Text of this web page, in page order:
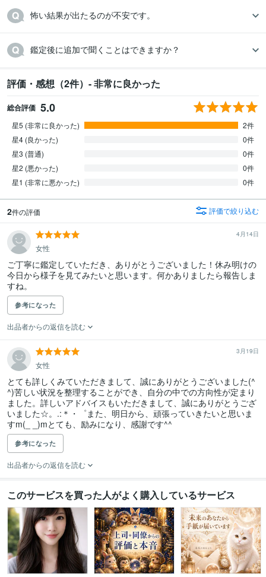
怖い結果が出たるのが不安です。
鑑定後に追加で聞くことはできますか？
評価・感想（2件）- 非常に良かった
総合評価 5.0
星5 (非常に良かった)
2件
星4 (良かった)
0件
星3 (普通)
0件
星2 (悪かった)
0件
星1 (非常に悪かった)
0件
2件の評価 評価で絞り込む
4月14日
女性
ご丁寧に鑑定していただき、ありがとうございました！休み明けの
今日から様子を見てみたいと思います。何かありましたら報告しま
すね。
参考になった
出品者からの返信を読む
3月19日
女性
とても詳しくみていただきまして、誠にありがとうございました(^
^)苦しい状況を整理することができ、自分の中での方向性が定まり
ました。詳しいアドバイスもいただきまして、誠にありがとうござ
いました☆。.:＊・゜また、明日から、頑張っていきたいと思いま
すm(_ _)mとても、励みになり、感謝です^^
参考になった
出品者からの返信を読む
このサービスを買った人がよく購入しているサービス